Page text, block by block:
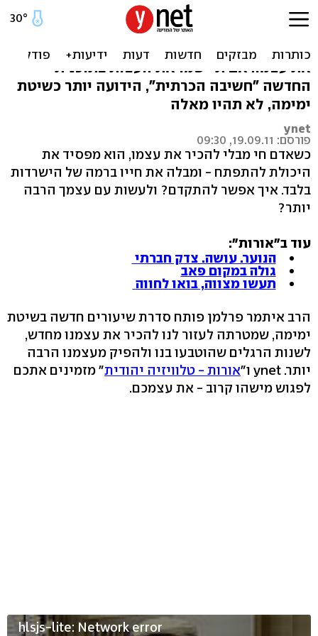
שיטת ימימה: פגוש את עצמך
אדם יכול לחיות חיים שלמים מבלי באמת להכיר
את עצמו. אם תיישמו את העצות בתוכנית
החדשה "חשיבה הכרתית", הידועה יותר כשיטת
ימימה, לא תהיו מאלה
ynet
פורסם: 19.09.11, 09:30
כשאדם חי מבלי להכיר את עצמו, הוא מפסיד את
היכולת להתפתח - ומבלה את חייו ברמה של הישרדות
בלבד. איך אפשר להתקדם? ולעשות עם עצמך הרבה
יותר?
עוד ב"אורות":
הנוער. עושה. צדק חברתי
גולה במקום פאב
תעשו מצווה, בואו לחווה
הרב איתמר פרלמן פותח סדרת שיעורים חדשה בשיטת
ימימה, שמטרתה לעזור לנו להכיר את עצמנו מחדש,
לשנות הרגלים שהוטבעו בנו ולהפיק מעצמנו הרבה
יותר. ynet ו"
אורות - טלוויזיה יהודית" מזמינים אתכם
לפגוש מישהו קרוב - את עצמכם.
hlsjs-lite: Network error